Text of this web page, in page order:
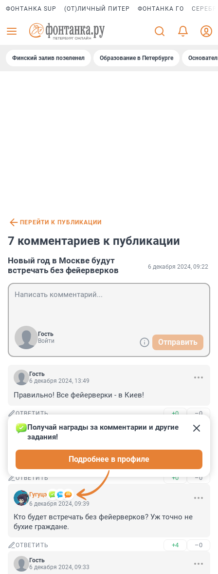
ФОНТАНКА SUP (ОТ)ЛИЧНЫЙ ПИТЕР ФОНТАНКА ГО
Финский залив позеленел Образование в Петербурге
ПЕРЕЙТИ К ПУБЛИКАЦИИ
7 комментариев к публикации
Новый год в Москве будут
встречать без фейерверков
6 декабря 2024, 09:22
Гость
Войти
Отправить
Гость
6 декабря 2024, 13:49
Правильно! Все фейерверки - в Киев!
ОТВЕТИТЬ +0 –0
Гость
6 декабря 2024, 11:02
Правильно, нечего устраивать китайский новый год в
ночь с декабря на январь!
ОТВЕТИТЬ +0 –0
Гугуцэ
Получай награды за комментарии и другие
задания!
Подробнее в профиле
6 декабря 2024, 09:39
Кто будет встречать без фейерверков? Уж точно не
бухие граждане.
ОТВЕТИТЬ +4 –0
Гость
6 декабря 2024, 09:33